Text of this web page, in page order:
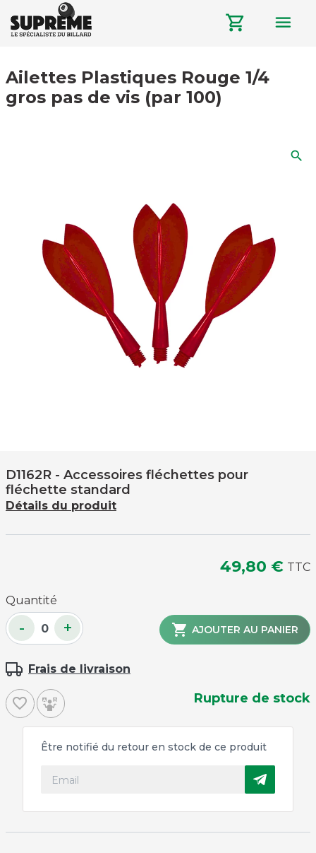
shopping_cart menu
Ailettes Plastiques Rouge 1/4
gros pas de vis (par 100)
search
D1162R - Accessoires fléchettes pour
fléchette standard
Détails du produit
49,80 € TTC
Quantité
- +  AJOUTER AU PANIER
Frais de livraison
favorite_border Rupture de stock
Être notifié du retour en stock de ce produit